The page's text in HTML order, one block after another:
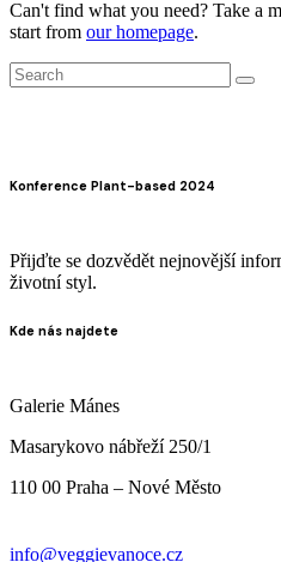
Can't find what you need? Take a
start from our homepage.
Search
Konference Plant-based 2024
Přijďte se dozvědět nejnovější
životní styl.
Kde nás najdete
Galerie Mánes
Masarykovo nábřeží 250/1
110 00 Praha – Nové Město
info@veggievanoce.cz